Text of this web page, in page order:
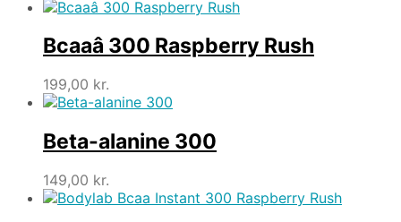
Bcaaâ 300 Raspberry Rush
199,00 kr.
Beta-alanine 300
149,00 kr.